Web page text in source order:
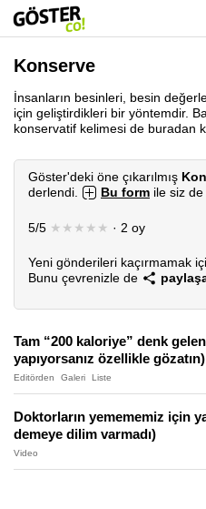
Konserve
İnsanların besinleri, besin
için geliştirdikleri bir yöntemdir.
konservatif kelimesi de buradan
Göster'deki öne çıkarılmış
derlendi.
Bu form ile siz de
5/5 ★★★★★ · 2 oy
Yeni gönderileri kaçırmamak
Bunu çevrenizle de
Tam “200 kaloriye” denk
yapıyorsanız özellikle gözatın)
Editörden Galeri Liste
Doktorların yemememiz için
demeye dilim varmadı)
Video